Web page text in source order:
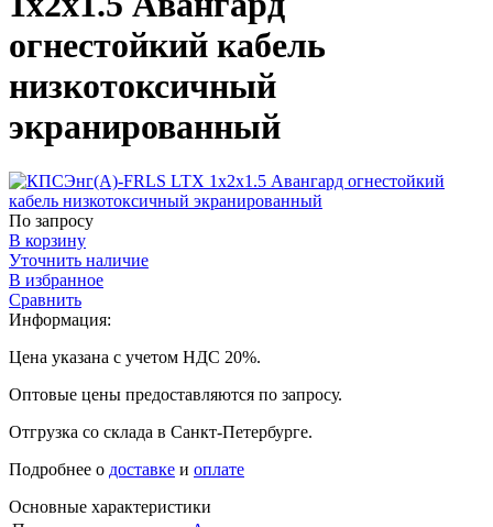
огнестойкий кабель
низкотоксичный
экранированный
По запросу
В корзину
Уточнить наличие
В избранное
Сравнить
Информация:
Цена указана с учетом НДС 20%.
Оптовые цены предоставляются по запросу.
Отгрузка со склада в Санкт-Петербурге.
Подробнее о доставке и оплате
Основные характеристики